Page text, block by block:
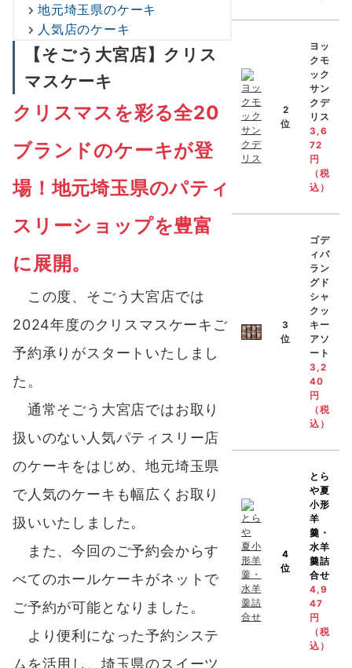
地元埼玉県のケーキ
人気店のケーキ
【そごう大宮店】クリス
マスケーキ
クリスマスを彩る全20
ブランドのケーキが登
場！地元埼玉県のパティ
スリーショップを豊富
に展開。
この度、そごう大宮店では
2024年度のクリスマスケーキご
予約承りがスタートいたしまし
た。
通常そごう大宮店ではお取り
扱いのない人気パティスリー店
のケーキをはじめ、地元埼玉県
で人気のケーキも幅広くお取り
扱いいたしました。
また、今回のご予約会からす
べてのホールケーキがネットで
ご予約が可能となりました。
より便利になった予約システ
ムを活用し、埼玉県のスイーツ
2
位
ヨッ
クモ
ック
サン
クデ
リス
3,6
72
円
（税
込）
3
位
ゴデ
ィバ
ラン
グド
シャ
クッ
キー
アソ
ート
3,2
40
円
（税
込）
4
位
とら
や夏
小形
羊
羹・
水羊
羹詰
合せ
4,9
47
円
（税
込）